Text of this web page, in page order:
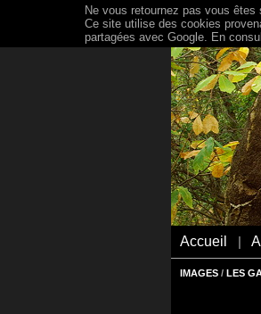
Accueil
IMAGES / LES
Ne vous retournez pas vous êtes
Ce site utilise des cookies
partagées avec Google. En